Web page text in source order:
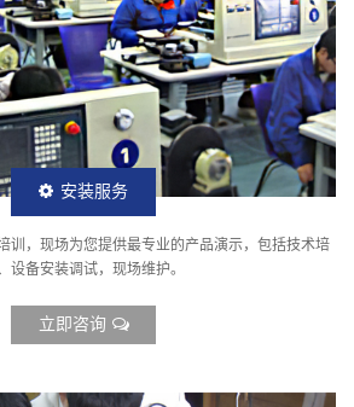
安装服务
训，现场为您提供最专业的产品演示，包括技术培
设备安装调试，现场维护。
立即咨询